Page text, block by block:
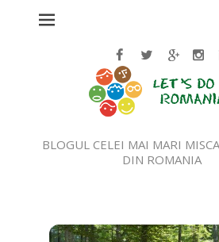
BLOGUL CELEI MAI MARI
DIN ROMANIA